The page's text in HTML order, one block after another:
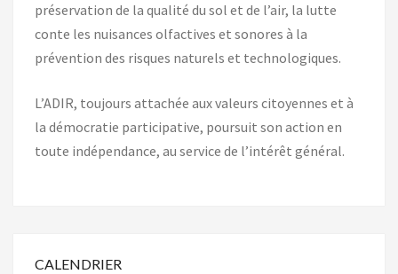
préservation de la qualité du sol et de l’air, la lutte
conte les nuisances olfactives et sonores à la
prévention des risques naturels et technologiques.
L’ADIR, toujours attachée aux valeurs citoyennes et à
la démocratie participative, poursuit son action en
toute indépendance, au service de l’intérêt général.
CALENDRIER